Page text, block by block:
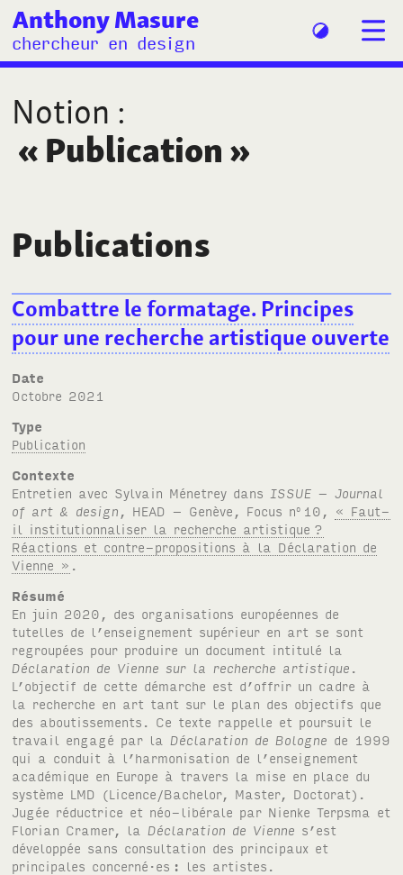
Anthony Masure
chercheur en design
Notion :
« Publication »
Publications
Combattre le formatage. Principes
pour une recherche artistique ouverte
Date
octobre 2021
Type
Publication
Contexte
Entretien avec Sylvain Ménetrey dans ISSUE – Journal
of art & design , HEAD – Genève, Focus no 10, « Faut-
il institutionnaliser la recherche artistique ?
Réactions et contre-propositions à la Déclaration de
Vienne »
Résumé
En juin 2020, des organisations européennes de
tutelles de l’enseignement supérieur en art se sont
regroupées pour produire un document intitulé la
Déclaration de Vienne sur la recherche artistique
L’objectif de cette démarche est d’offrir un cadre à
la recherche en art tant sur le plan des objectifs que
des aboutissements. Ce texte rappelle et poursuit le
travail engagé par la Déclaration de Bologne de 1999
qui a conduit à l’harmonisation de l’enseignement
académique en Europe à travers la mise en place du
système LMD (Licence/Bachelor, Master, Doctorat).
Jugée réductrice et néo-libérale par Nienke Terpsma et
Florian Cramer, la Déclaration de Vienne s’est
développée sans consultation des principaux et
principales concerné·es : les artistes.